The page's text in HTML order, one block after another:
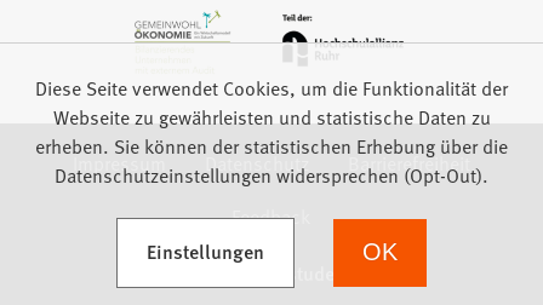
Impressum Datenschutz
Barrierefreiheit
Feedback
Diese Seite verwendet Cookies, um die Funktionalität der
Webseite zu gewährleisten und statistische Daten zu
erheben. Sie können der statistischen Erhebung über die
Datenschutzeinstellungen widersprechen (Opt-Out).
Einstellungen
(Öffnet in einem neuen Tab) OK